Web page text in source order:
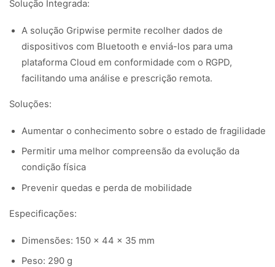
Solução Integrada:
A solução Gripwise permite recolher dados de
dispositivos com Bluetooth e enviá-los para uma
plataforma Cloud em conformidade com o RGPD,
facilitando uma análise e prescrição remota.
Soluções:
Aumentar o conhecimento sobre o estado de fragilidade
Permitir uma melhor compreensão da evolução da
condição física
Prevenir quedas e perda de mobilidade
Especificações:
Dimensões: 150 x 44 x 35 mm
Peso: 290 g